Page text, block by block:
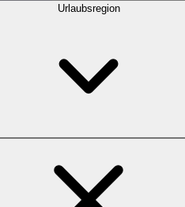
Urlaubsregion